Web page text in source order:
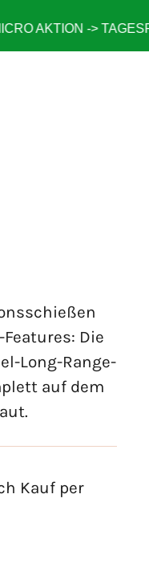
AKTION ->
Die
Long-Range-
auf dem
Kauf per